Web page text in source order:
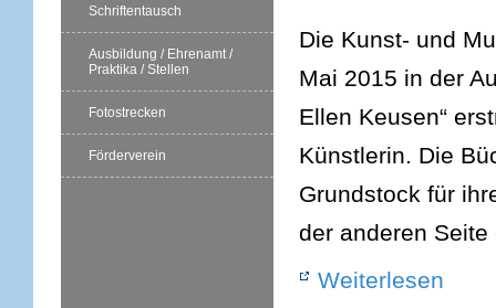
Schriftentausch
Ausbildung / Ehrenamt /
Praktika / Stellen
Fotostrecken
Förderverein
Die Kunst- und
Mai 2015 in der
Ellen Keusen“
Künstlerin. Die
Grundstock für
der anderen
Weiterlesen